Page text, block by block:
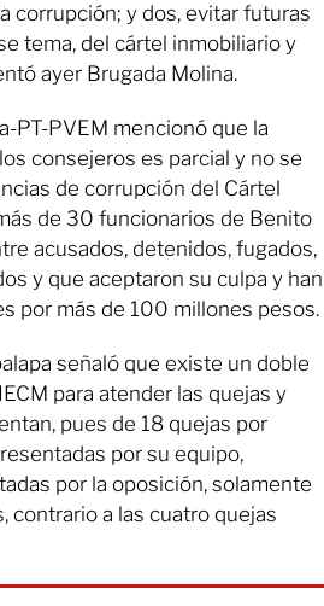
corrupción; y dos, evitar futuras
tema, del cártel inmobiliario y
ayer Brugada Molina.
PT-PVEM mencionó que la
consejeros es parcial y no se
de corrupción del Cártel
de 30 funcionarios de Benito
acusados, detenidos, fugados,
y que aceptaron su culpa y han
por más de 100 millones pesos.
señaló que existe un doble
para atender las quejas y
pues de 18 quejas por
por su equipo,
por la oposición, solamente
contrario a las cuatro quejas